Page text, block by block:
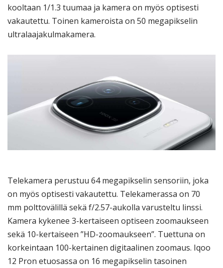
kooltaan 1/1.3 tuumaa ja kamera on myös optisesti
vakautettu. Toinen kameroista on 50 megapikselin
ultralaajakulmakamera.
Telekamera perustuu 64 megapikselin sensoriin, joka
on myös optisesti vakautettu. Telekamerassa on 70
mm polttovälillä sekä f/2.57-aukolla varusteltu linssi.
Kamera kykenee 3-kertaiseen optiseen zoomaukseen
sekä 10-kertaiseen ”HD-zoomaukseen”. Tuettuna on
korkeintaan 100-kertainen digitaalinen zoomaus. Iqoo
12 Pron etuosassa on 16 megapikselin tasoinen